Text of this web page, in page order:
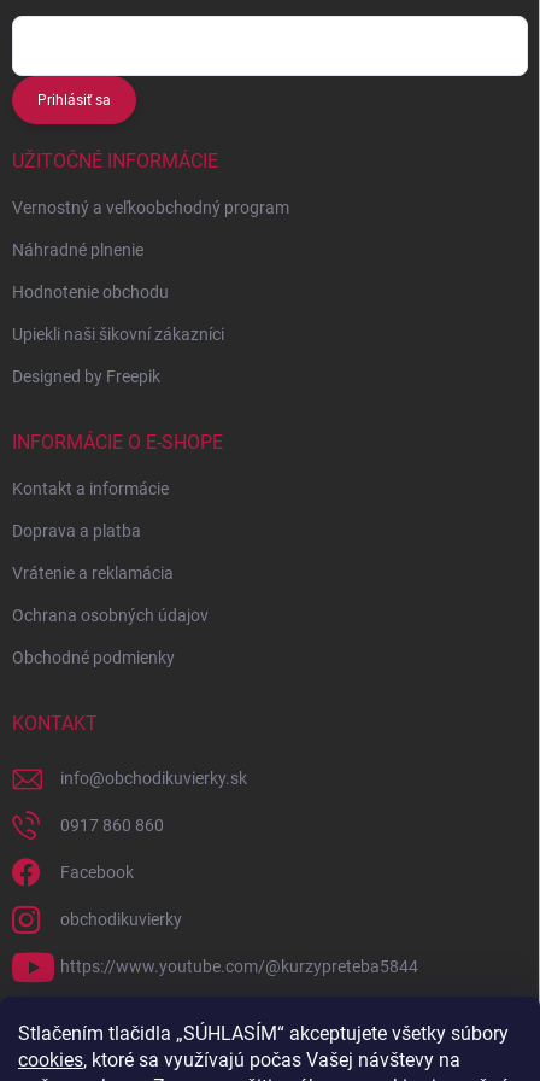
Stlačením tlačidla „SÚHLASÍM“ akceptujete všetky súbory
cookies, ktoré sa využívajú počas Vašej návštevy na
Prihlásiť sa
UŽITOČNÉ INFORMÁCIE
Vernostný a veľkoobchodný program
Náhradné plnenie
Hodnotenie obchodu
Upiekli naši šikovní zákazníci
Designed by Freepik
INFORMÁCIE O E-SHOPE
Kontakt a informácie
Doprava a platba
Vrátenie a reklamácia
Ochrana osobných údajov
Obchodné podmienky
KONTAKT
info@obchodikuvierky.sk
0917 860 860
Facebook
obchodikuvierky
https://www.youtube.com/@kurzypreteba5844
PRIJÍMAME ONLINE PLATBY